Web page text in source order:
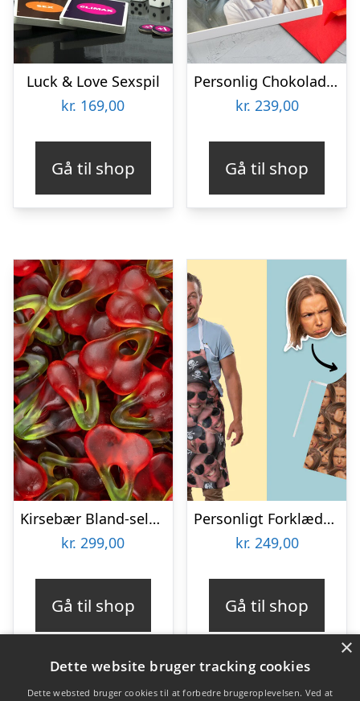
Luck & Love Sexspil
kr. 169,00
Gå til shop
Personlig Chokoladeplade med Billede
kr. 239,00
Gå til shop
Kirsebær Bland-selv slik i kasser 2,4 kg
kr. 299,00
Gå til shop
Personligt Forklæde med Billede – Multiface
kr. 249,00
Gå til shop
×
Dette website bruger tracking cookies
Dette websted bruger cookies til at forbedre brugeroplevelsen. Ved at